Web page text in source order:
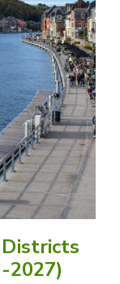
2027)